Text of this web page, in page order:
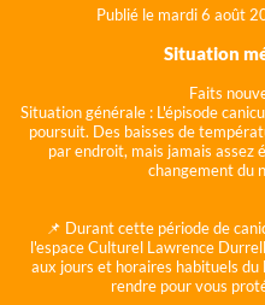
Publié le mardi 6 août
Situation
Faits
Situation générale : L'épisode
poursuit. Des baisses de
par endroit, mais jamais assez
changement du
📌 Durant cette période de
l'espace Culturel Lawrence
aux jours et horaires habituels du
rendre pour vous